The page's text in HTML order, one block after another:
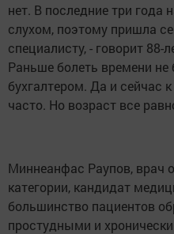
нет. В последние три года
слухом, поэтому пришла
специалисту, - говорит
Раньше болеть времени не
бухгалтером. Да и сейчас
часто. Но возраст все
Миннеанфас Раупов, врач
категории, кандидат
большинство пациентов
простудными и